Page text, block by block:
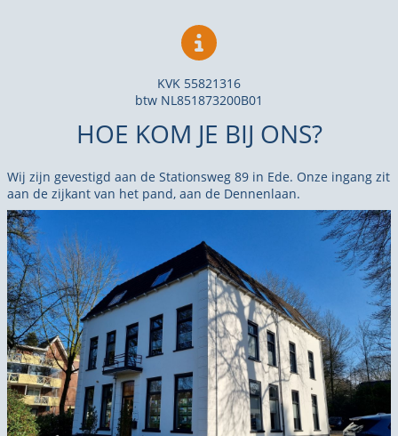
KVK 55821316
btw NL851873200B01
HOE KOM JE BIJ ONS?
Wij zijn gevestigd aan de Stationsweg 89 in Ede. Onze ingang zit
aan de zijkant van het pand, aan de Dennenlaan.